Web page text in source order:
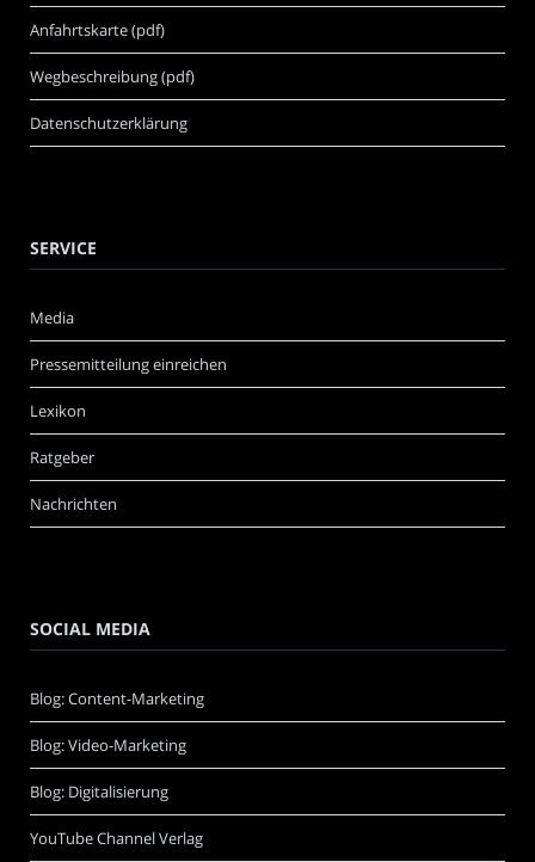
Anfahrtskarte (pdf)
Wegbeschreibung (pdf)
Datenschutzerklärung
SERVICE
Media
Pressemitteilung einreichen
Lexikon
Ratgeber
Nachrichten
SOCIAL MEDIA
Blog: Content-Marketing
Blog: Video-Marketing
Blog: Digitalisierung
YouTube Channel Verlag